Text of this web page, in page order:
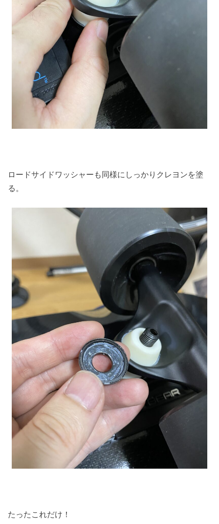
ロードサイドワッシャーも同様にしっかりクレヨンを塗
る。
たったこれだけ！